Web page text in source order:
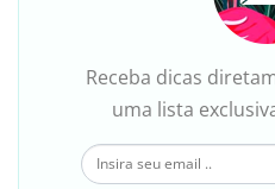
Receba dicas
uma lista